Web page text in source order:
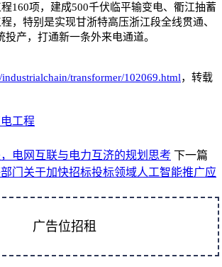
160项，建成500千伏临平输变电、衢江抽蓄
，特别是实现甘浙特高压浙江段全线贯通、
产，打通新一条外来电通道。
transformer/102069.html，转载
工程
电网互联与电力互济的规划思考 下一篇
门关于加快招标投标领域人工智能推广应
广告位招租